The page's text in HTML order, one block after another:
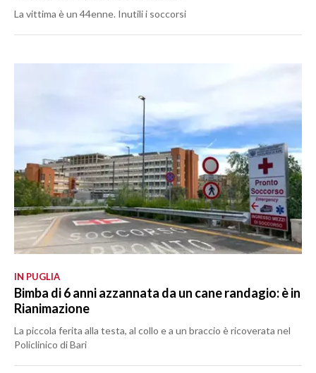
La vittima è un 44enne. Inutili i soccorsi
IN PUGLIA
Bimba di 6 anni azzannata da un cane randagio: è in
Rianimazione
La piccola ferita alla testa, al collo e a un braccio è ricoverata nel
Policlinico di Bari